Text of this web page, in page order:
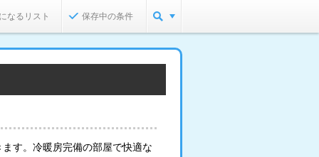
なるリスト 保存中の条件
す。冷暖房完備の部屋で快適な